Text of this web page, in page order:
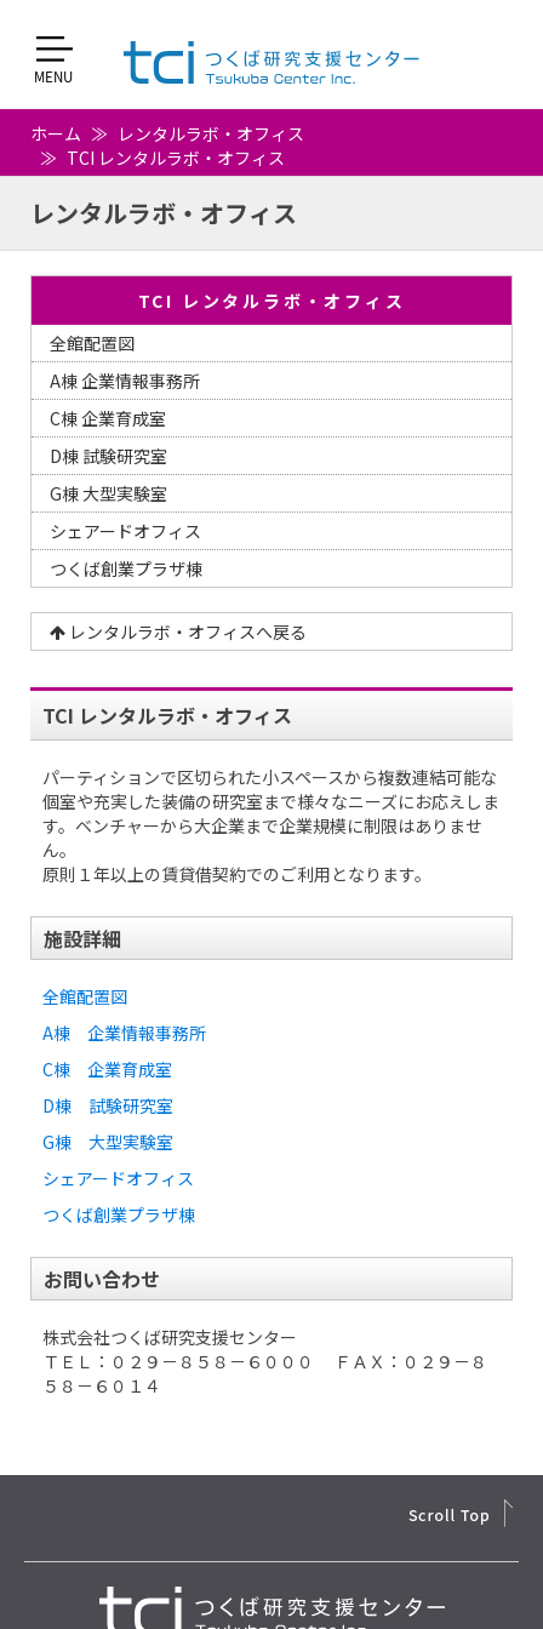
ホーム
レンタルラボ・オフィス
TCI レンタルラボ・オフィス
レンタルラボ・オフィス
TCI レンタルラボ・オフィス
全館配置図
A棟 企業情報事務所
C棟 企業育成室
D棟 試験研究室
G棟 大型実験室
シェアードオフィス
つくば創業プラザ棟
レンタルラボ・オフィスへ戻る
TCI レンタルラボ・オフィス
パーティションで区切られた小スペースから複数連結可能な
個室や充実した装備の研究室まで様々なニーズにお応えしま
す。ベンチャーから大企業まで企業規模に制限はありませ
ん。
原則１年以上の賃貸借契約でのご利用となります。
施設詳細
全館配置図
A棟 企業情報事務所
C棟 企業育成室
D棟 試験研究室
G棟 大型実験室
シェアードオフィス
つくば創業プラザ棟
お問い合わせ
株式会社つくば研究支援センター
ＴＥＬ：０２９－８５８－６０００ ＦＡＸ：０２９－８
５８－６０１４